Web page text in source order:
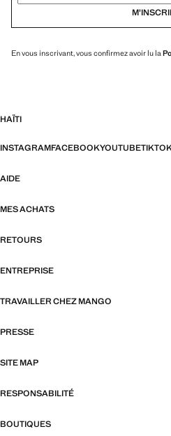
En vous inscrivant, vous confirmez avoir lu la
HAÏTI
INSTAGRAMFACEBOOKYOUTUBE
AIDE
MES ACHATS
RETOURS
ENTREPRISE
TRAVAILLER CHEZ MANGO
PRESSE
SITE MAP
RESPONSABILITÉ
BOUTIQUES